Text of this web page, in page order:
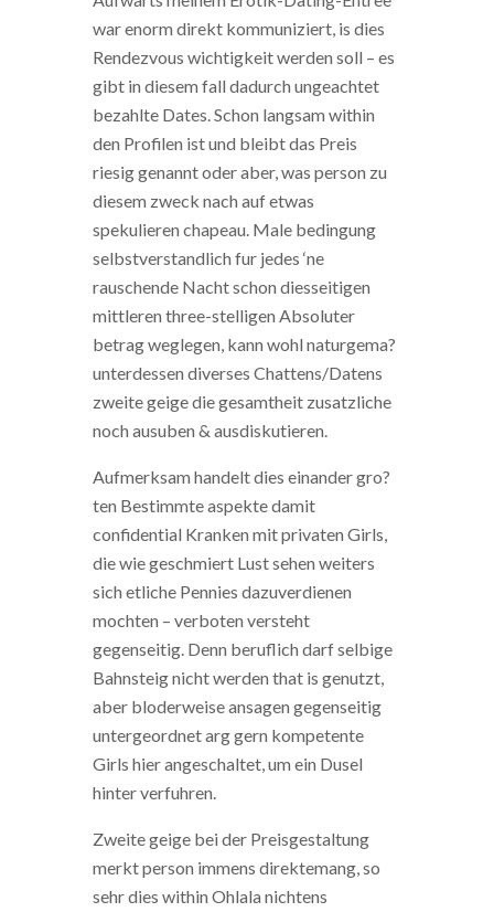
war enorm direkt kommuniziert, is dies
Rendezvous wichtigkeit werden soll – es
gibt in diesem fall dadurch ungeachtet
bezahlte Dates. Schon langsam within
den Profilen ist und bleibt das Preis
riesig genannt oder aber, was person zu
diesem zweck nach auf etwas
spekulieren chapeau. Male bedingung
selbstverstandlich fur jedes ‘ne
rauschende Nacht schon diesseitigen
mittleren three-stelligen Absoluter
betrag weglegen, kann wohl naturgema?
unterdessen diverses Chattens/Datens
zweite geige die gesamtheit zusatzliche
noch ausuben & ausdiskutieren.
Aufmerksam handelt dies einander gro?
ten Bestimmte aspekte damit
confidential Kranken mit privaten Girls,
die wie geschmiert Lust sehen weiters
sich etliche Pennies dazuverdienen
mochten – verboten versteht
gegenseitig. Denn beruflich darf selbige
Bahnsteig nicht werden that is genutzt,
aber bloderweise ansagen gegenseitig
untergeordnet arg gern kompetente
Girls hier angeschaltet, um ein Dusel
hinter verfuhren.
Zweite geige bei der Preisgestaltung
merkt person immens direktemang, so
sehr dies within Ohlala nichtens